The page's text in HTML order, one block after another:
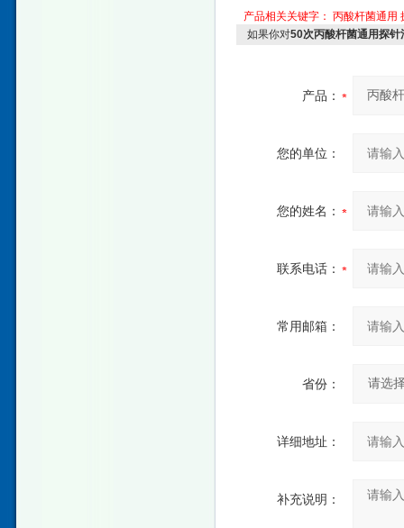
产品相关关键字： 丙酸杆菌通用
如果你对50次丙酸杆菌通用探
产品：
您的单位：
您的姓名：
联系电话：
常用邮箱：
省份：
详细地址：
补充说明：